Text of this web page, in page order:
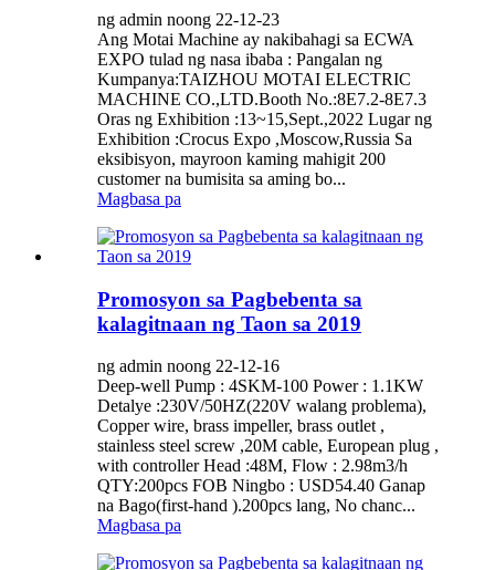
ng admin noong 22-12-23
Ang Motai Machine ay nakibahagi sa ECWA
EXPO tulad ng nasa ibaba : Pangalan ng
Kumpanya:TAIZHOU MOTAI ELECTRIC
MACHINE CO.,LTD.Booth No.:8E7.2-8E7.3
Oras ng Exhibition :13~15,Sept.,2022 Lugar ng
Exhibition :Crocus Expo ,Moscow,Russia Sa
eksibisyon, mayroon kaming mahigit 200
customer na bumisita sa aming bo...
Magbasa pa
Promosyon sa Pagbebenta sa
kalagitnaan ng Taon sa 2019
ng admin noong 22-12-16
Deep-well Pump : 4SKM-100 Power : 1.1KW
Detalye :230V/50HZ(220V walang problema),
Copper wire, brass impeller, brass outlet ,
stainless steel screw ,20M cable, European plug ,
with controller Head :48M, Flow : 2.98m3/h
QTY:200pcs FOB Ningbo : USD54.40 Ganap
na Bago(first-hand ).200pcs lang, No chanc...
Magbasa pa